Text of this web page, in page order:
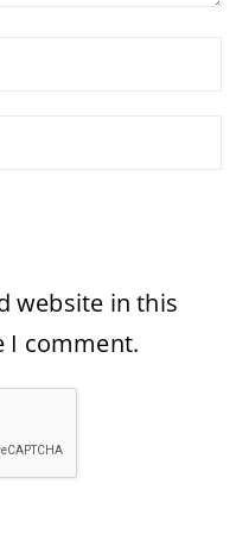
website in this
I comment.